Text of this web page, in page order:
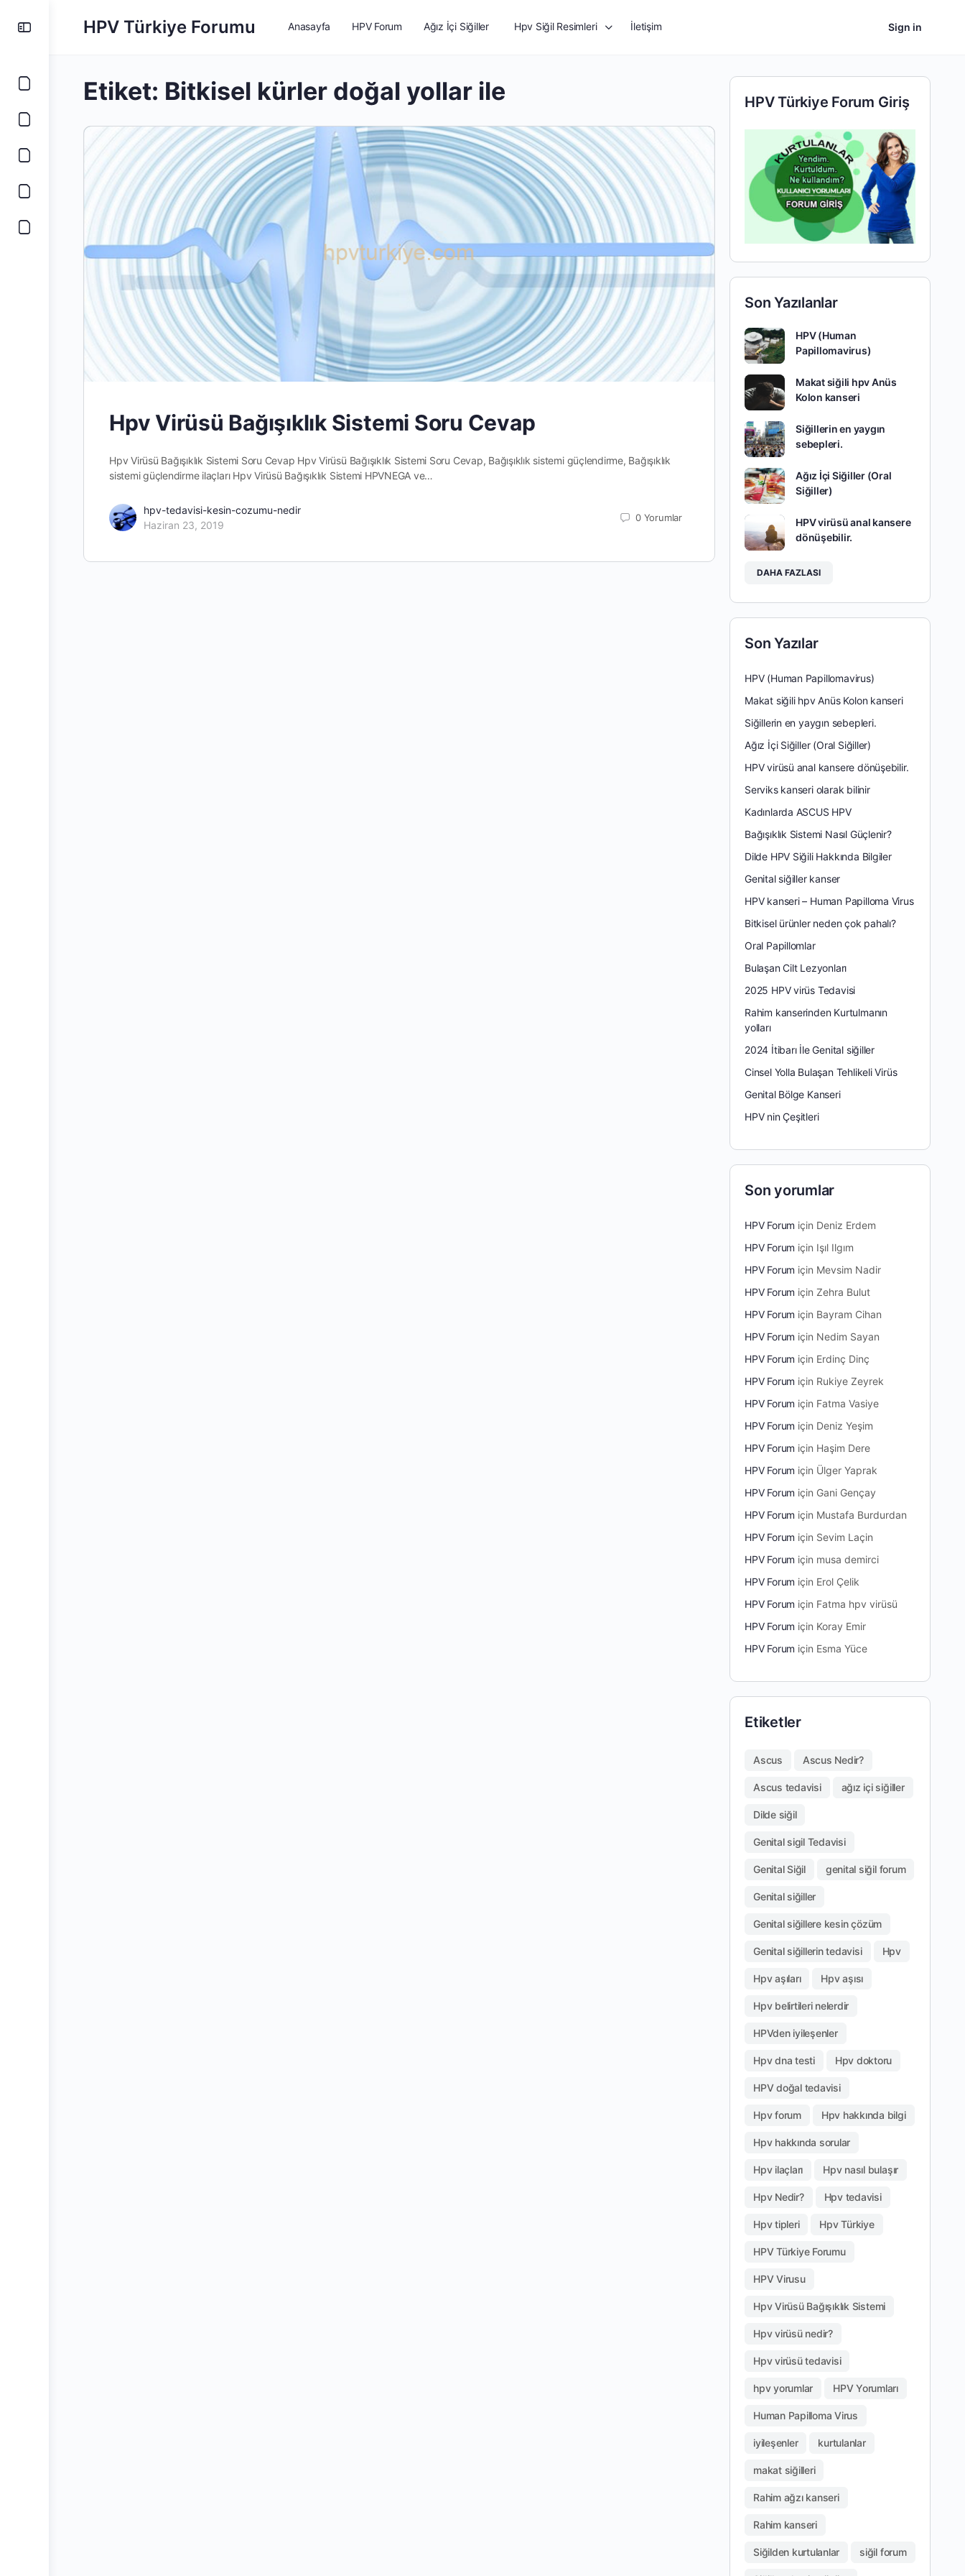
HPV Türkiye Forumu Anasayfa HPV Forum Ağız İçi Siğiller Hpv Siğil Resimleri İletişim Sign in
Etiket: Bitkisel kürler doğal yollar ile
Hpv Virüsü Bağışıklık Sistemi Soru Cevap
Hpv Virüsü Bağışıklık Sistemi Soru Cevap Hpv Virüsü Bağışıklık Sistemi Soru Cevap, Bağışıklık sistemi güçlendirme, Bağışıklık
sistemi güçlendirme ilaçları Hpv Virüsü Bağışıklık Sistemi HPVNEGA ve…
hpv-tedavisi-kesin-cozumu-nedir
Haziran 23, 2019
0 Yorumlar
HPV Türkiye Forum Giriş
Son Yazılanlar
HPV (Human
Papillomavirus)
Makat siğili hpv Anüs
Kolon kanseri
Siğillerin en yaygın
sebepleri.
Ağız İçi Siğiller (Oral
Siğiller)
HPV virüsü anal kansere
dönüşebilir.
DAHA FAZLASI
Son Yazılar
HPV (Human Papillomavirus)
Makat siğili hpv Anüs Kolon kanseri
Siğillerin en yaygın sebepleri.
Ağız İçi Siğiller (Oral Siğiller)
HPV virüsü anal kansere dönüşebilir.
Serviks kanseri olarak bilinir
Kadınlarda ASCUS HPV
Bağışıklık Sistemi Nasıl Güçlenir?
Dilde HPV Siğili Hakkında Bilgiler
Genital siğiller kanser
HPV kanseri – Human Papilloma Virus
Bitkisel ürünler neden çok pahalı?
Oral Papillomlar
Bulaşan Cilt Lezyonları
2025 HPV virüs Tedavisi
Rahim kanserinden Kurtulmanın
yolları
2024 İtibarı İle Genital siğiller
Cinsel Yolla Bulaşan Tehlikeli Virüs
Genital Bölge Kanseri
HPV nin Çeşitleri
Son yorumlar
HPV Forum için Deniz Erdem
HPV Forum için Işıl Ilgım
HPV Forum için Mevsim Nadir
HPV Forum içinZehra Bulut
HPV Forum için Bayram Cihan
HPV Forum için Nedim Sayan
HPV Forum için Erdinç Dinç
HPV Forum için Rukiye Zeyrek
HPV Forum için Fatma Vasiye
HPV Forum için Deniz Yeşim
HPV Forum için Haşim Dere
HPV Forum için Ülger Yaprak
HPV Forum için Gani Gençay
HPV Forum için Mustafa Burdurdan
HPV Forum için Sevim Laçin
HPV Forum için musa demirci
HPV Forum için Erol Çelik
HPV Forum için Fatma hpv virüsü
HPV Forum için Koray Emir
HPV Forum için Esma Yüce
Etiketler
Ascus Ascus Nedir?
Ascus tedavisi ağız içi siğiller
Dilde siğil
Genital sigil Tedavisi
Genital Siğil genital siğil forum
Genital siğiller
Genital siğillere kesin çözüm
Genital siğillerin tedavisi Hpv
Hpv aşıları Hpv aşısı
Hpv belirtileri nelerdir
HPVden iyileşenler
Hpv dna testi Hpv doktoru
HPV doğal tedavisi
Hpv forum Hpv hakkında bilgi
Hpv hakkında sorular
Hpv ilaçları Hpv nasıl bulaşır
Hpv Nedir? Hpv tedavisi
Hpv tipleri Hpv Türkiye
HPV Türkiye Forumu
HPV Virusu
Hpv Virüsü Bağışıklık Sistemi
Hpv virüsü nedir?
Hpv virüsü tedavisi
hpv yorumlar HPV Yorumları
Human Papilloma Virus
iyileşenler kurtulanlar
makat siğilleri
Rahim ağzı kanseri
Rahim kanseri
Siğilden kurtulanlar siğil forum